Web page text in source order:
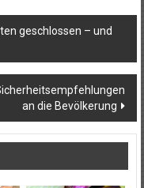
geschlossen – und
an die Bevölkerung